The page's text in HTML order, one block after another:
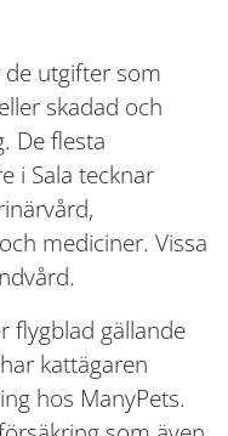
utgifter som
skadad och
De flesta
i Sala tecknar
mediciner. Vissa
flygblad gällande
kattägaren
hos ManyPets.